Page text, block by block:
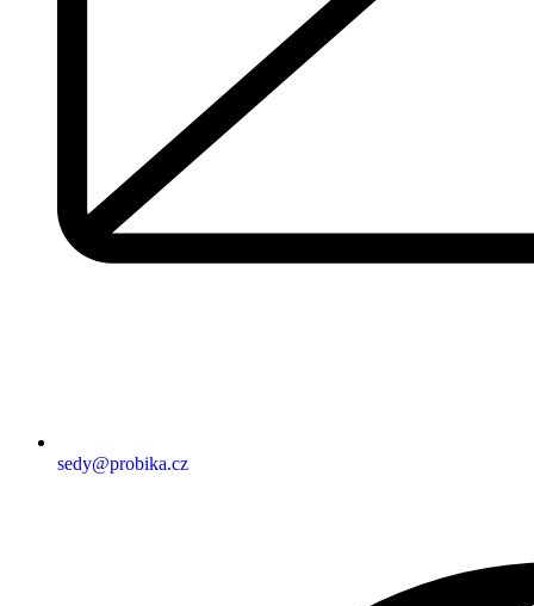
sedy@probika.cz